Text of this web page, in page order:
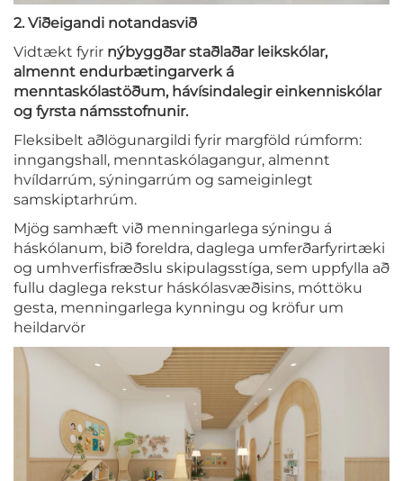
2. Viðeigandi notandasvið
Vidtækt fyrir nýbyggðar staðlaðar leikskólar,
almennt endurbætingarverk á
menntaskólastöðum, hávísindalegir einkenniskólar
og fyrsta námsstofnunir.
Fleksibelt aðlögunargildi fyrir margföld rúmform:
inngangshall, menntaskólagangur, almennt
hvíldarrúm, sýningarrúm og sameiginlegt
samskiptarhrúm.
Mjög samhæft við menningarlega sýningu á
háskólanum, bið foreldra, daglega umferðarfyrirtæki
og umhverfisfræðslu skipulagsstíga, sem uppfylla að
fullu daglega rekstur háskólasvæðisins, móttöku
gesta, menningarlega kynningu og kröfur um
heildarvör